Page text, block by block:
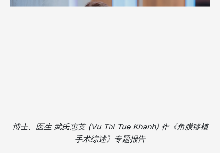
博士、医生 武氏惠英 (Vu Thi Tue Khanh) 作《角膜移植
手术综述》专题报告